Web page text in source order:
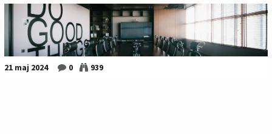
21 maj 2024 0 939